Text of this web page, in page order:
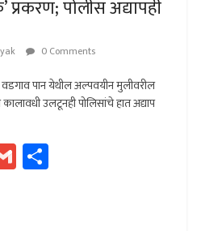
पोलीस अद्यापही
0 Comments
पान येथील अल्पवयीन मुलीवरील
उलटूनही पोलिसांचे हात अद्याप
G
m